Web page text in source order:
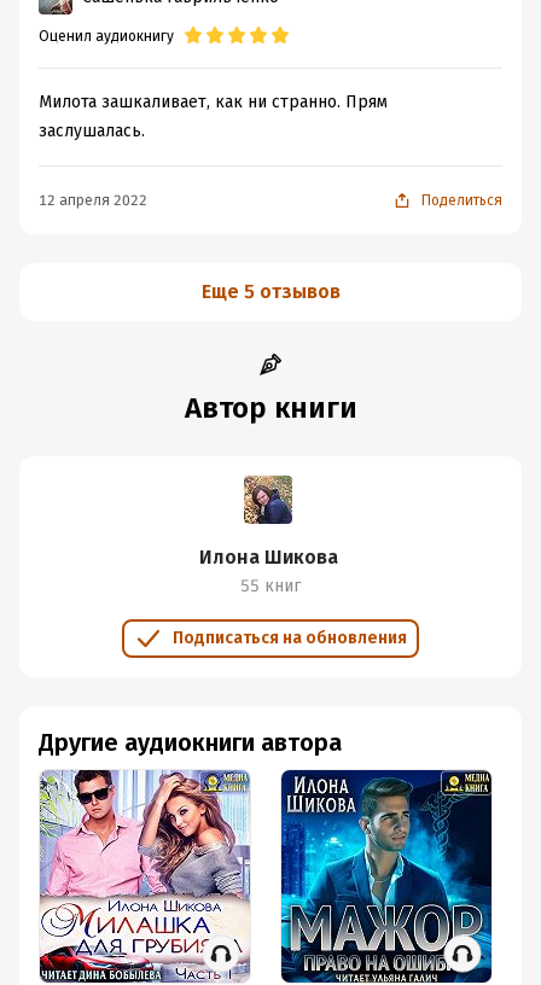
Оценил аудиокнигу
Милота зашкаливает, как ни странно. Прям
заслушалась.
12 апреля 2022 Поделиться
Еще 5 отзывов
Автор книги
Илона Шикова
55 книг
Подписаться на обновления
Другие аудиокниги автора